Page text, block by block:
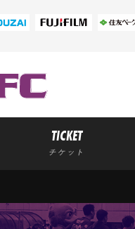
TICKET
チケット